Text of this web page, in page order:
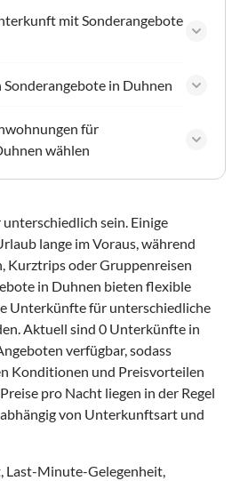
mit Sonderangebote
Sonderangebote in Duhnen
für
wählen
sein. Einige
lange im Voraus, während
Kurztrips oder Gruppenreisen
in Duhnen bieten flexible
Unterkünfte für unterschiedliche
Aktuell sind 0 Unterkünfte in
verfügbar, sodass
Konditionen und Preisvorteilen
pro Nacht liegen in der Regel
von Unterkunftsart und
Last-Minute-Gelegenheit,